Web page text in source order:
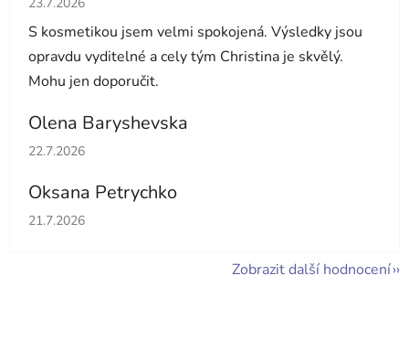
S kosmetikou jsem velmi spokojená. Výsledky jsou
opravdu vyditelné a cely tým Christina je skvělý.
Mohu jen doporučit.
Olena Baryshevska
Hodnocení obchodu je 5 z 5 hvězdiček.
22.7.2026
Oksana Petrychko
Hodnocení obchodu je 5 z 5 hvězdiček.
21.7.2026
Zobrazit další hodnocení